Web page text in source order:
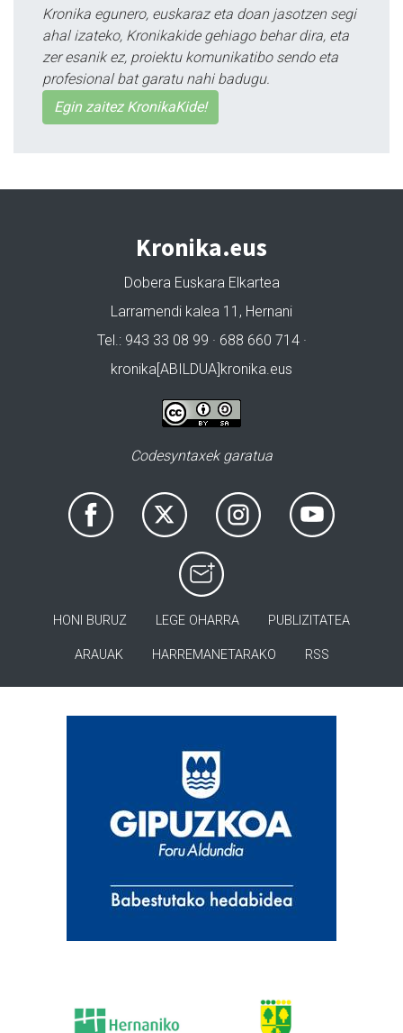
Kronika egunero, euskaraz eta doan jasotzen segi
ahal izateko, Kronikakide gehiago behar dira, eta
zer esanik ez, proiektu komunikatibo sendo eta
profesional bat garatu nahi badugu.
Egin zaitez KronikaKide!
Kronika.eus
Dobera Euskara Elkartea
Larramendi kalea 11, Hernani
Tel.: 943 33 08 99 · 688 660 714 ·
kronika[ABILDUA]kronika.eus
Codesyntaxek garatua
HONI BURUZ LEGE OHARRA PUBLIZITATEA
ARAUAK HARREMANETARAKO RSS